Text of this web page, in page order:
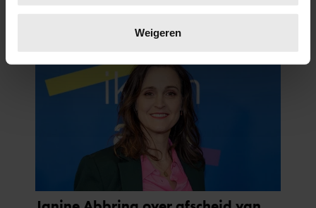
verwerkt en stel uw voorkeuren in het
intrekken in de Cookieverklaring.
We gebruiken cookies om content en advertenties te
personaliseren, om functies voor social media te bieden
en om ons websiteverkeer te analyseren. Ook delen we
informatie over uw gebruik van onze site met onze
partners voor social media, adverteren en analyse. Deze
partners kunnen deze gegevens combineren met andere
informatie die u aan ze heeft verstrekt of die ze hebben
Weigeren